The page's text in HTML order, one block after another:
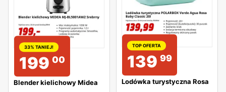
33% TANIEJ!
199 00
Blender kielichowy Midea
TOP OFERTA
139 99
Lodówka turystyczna Rosa